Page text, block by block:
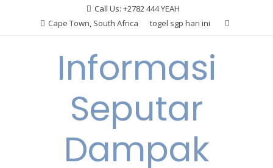
Call Us: +2782 444 YEAH
Cape Town, South Africa
togel sgp hari ini
Informasi
Seputar
Dampak